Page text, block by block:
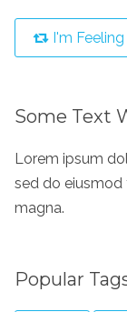
I'm
Some Text
Lorem ipsum
sed do
magna.
Popular